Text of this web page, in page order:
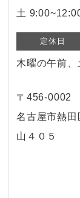
土
定休日
木曜の午前、
〒456-0002
名古屋市熱
山４０５